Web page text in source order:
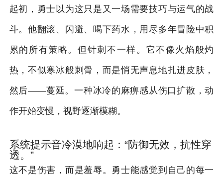
起初，勇士以为这只是又一场需要技巧与运气的战
斗。他翻滚、闪避、喝下药水，用尽多年冒险中积
累的所有策略。但针刺不一样。它不像火焰般灼
热，不似寒冰般刺骨，而是悄无声息地扎进皮肤，
然后——蔓延。一种冰冷的麻痹感从伤口扩散，动
作开始变慢，视野逐渐模糊。
系统提示音冷漠地响起：“防御无效，抗性穿
透。”
这不是伤害，而是羞辱。勇士能感觉到自己的每一